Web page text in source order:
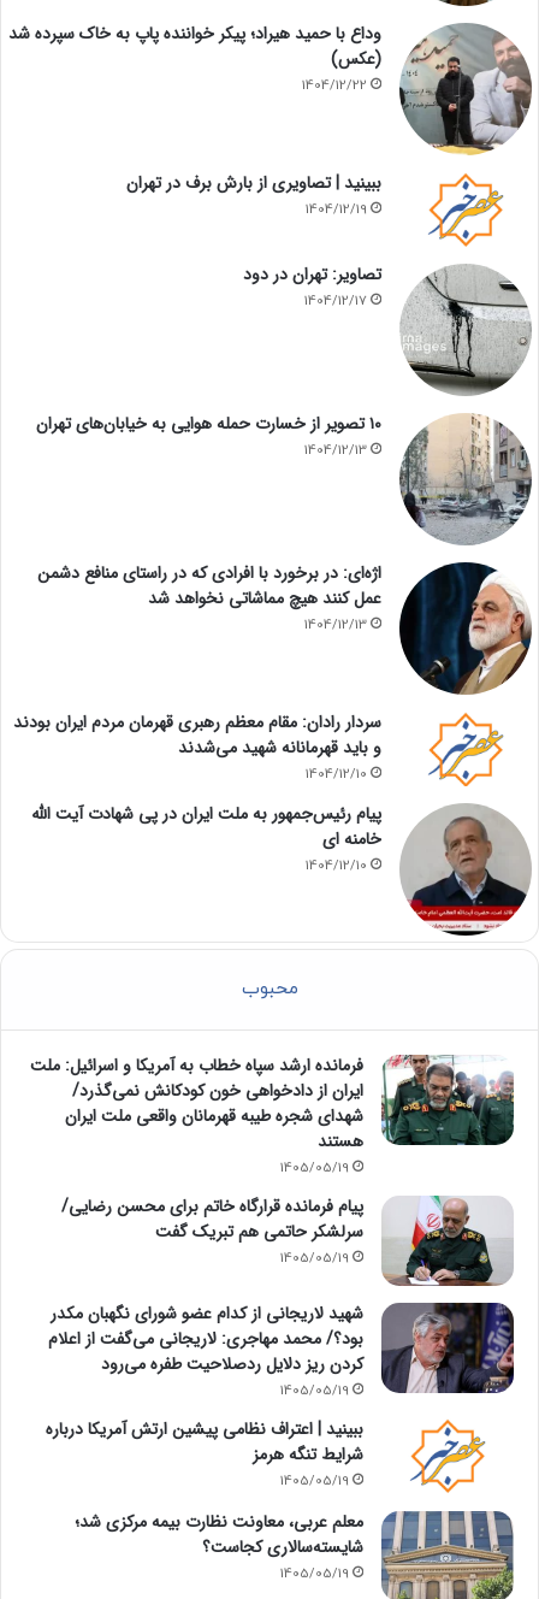
وداع با حمید هیراد؛ پیکر خواننده پاپ به خاک سپرده شد
(عکس)
1404/12/22
ببینید | تصاویری از بارش برف در تهران
1404/12/19
تصاویر: تهران در دود
1404/12/17
۱۰ تصویر از خسارت حمله هوایی به خیابان‌های تهران
1404/12/13
اژه‌ای: در برخورد با افرادی که در راستای منافع دشمن
عمل کنند هیچ مماشاتی نخواهد شد
1404/12/13
سردار رادان: مقام معظم رهبری قهرمان مردم ایران بودند
و باید قهرمانانه شهید می‌شدند
1404/12/10
پیام رئیس‌جمهور به ملت ایران در پی شهادت آیت الله
خامنه ای
1404/12/10
محبوب
فرمانده ارشد سپاه خطاب به آمریکا و اسرائیل: ملت
ایران از دادخواهی خون کودکانش نمی‌گذرد/
شهدای شجره طیبه قهرمانان واقعی ملت ایران
هستند
1405/05/19
پیام فرمانده قرارگاه خاتم برای محسن رضایی/
سرلشکر حاتمی هم تبریک گفت
1405/05/19
شهید لاریجانی از کدام عضو شورای نگهبان مکدر
بود؟/ محمد مهاجری: لاریجانی می‌گفت از اعلام
کردن ریز دلایل ردصلاحیت طفره می‌رود
1405/05/19
ببینید | اعتراف نظامی پیشین ارتش آمریکا درباره
شرایط تنگه هرمز
1405/05/19
معلم عربی، معاونت نظارت بیمه مرکزی شد؛
شایسته‌سالاری کجاست؟
1405/05/19